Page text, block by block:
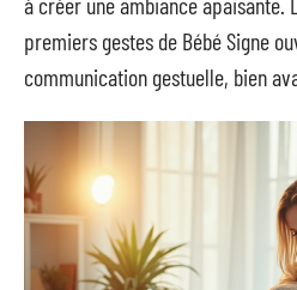
premiers gestes de Bébé Signe
communication gestuelle, bien